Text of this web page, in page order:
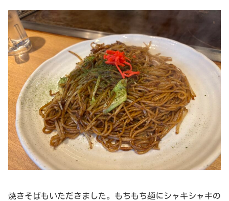
焼きそばもいただきました。もちもち麺にシャキシャキの